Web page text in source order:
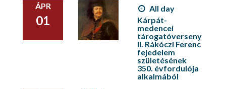
ÁPR
01
All day
Kárpát-
medencei
tárogatóverseny
II. Rákóczi Ferenc
fejedelem
születésének
350. évfordulója
alkalmából